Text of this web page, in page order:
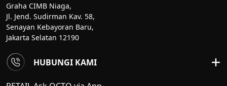
Graha CIMB Niaga,
Jl. Jend. Sudirman Kav. 58,
Senayan Kebayoran Baru,
Jakarta Selatan 12190
HUBUNGI KAMI